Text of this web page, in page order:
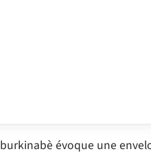
évoque une